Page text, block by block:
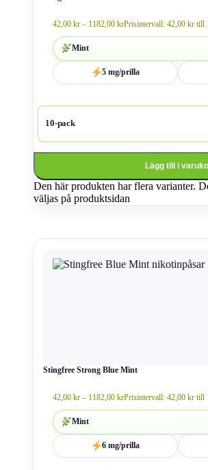
42,00 kr – 1182,00 krPrisintervall: 42,00 kr till
Mint
5 mg/prilla
10-pack
Lägg till i
Den här produkten har flera varianter.
väljas på produktsidan
Stingfree Strong Blue Mint
42,00 kr – 1182,00 krPrisintervall: 42,00 kr till
Mint
6 mg/prilla